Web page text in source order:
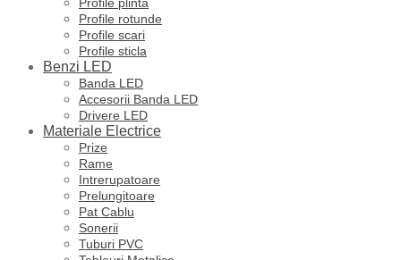
Profile rotunde
Profile scari
Profile sticla
Benzi LED
Banda LED
Accesorii Banda LED
Drivere LED
Materiale Electrice
Prize
Rame
Intrerupatoare
Prelungitoare
Pat Cablu
Sonerii
Tuburi PVC